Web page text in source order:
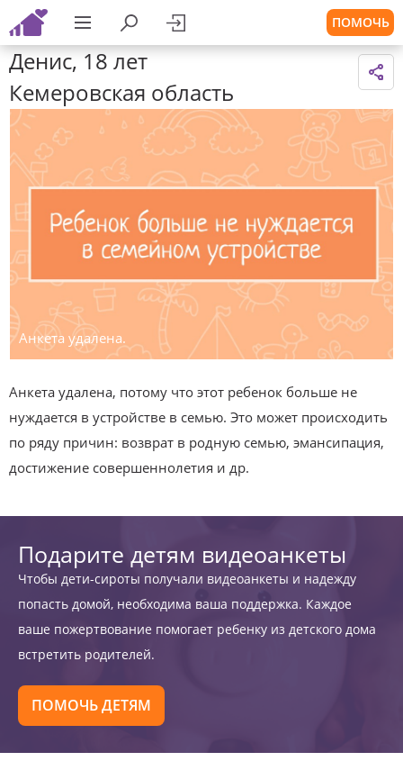
ПОМОЧЬ
Денис, 18 лет
Кемеровская область
Анкета удалена.
Анкета удалена, потому что этот ребенок больше не
нуждается в устройстве в семью. Это может происходить
по ряду причин: возврат в родную семью, эмансипация,
достижение совершеннолетия и др.
Подарите детям видеоанкеты
Чтобы дети-сироты получали видеоанкеты и надежду
попасть домой, необходима ваша поддержка. Каждое
ваше пожертвование помогает ребенку из детского дома
встретить родителей.
ПОМОЧЬ ДЕТЯМ